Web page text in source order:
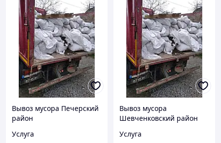
Вывоз мусора Печерский
район
Услуга
Вывоз мусора
Шевченковский район
Услуга